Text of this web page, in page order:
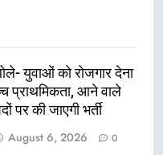
युवाओं को रोजगार देना
प्राथमिकता, आने वाले
पर की जाएगी भर्ती
August 6, 2026 0